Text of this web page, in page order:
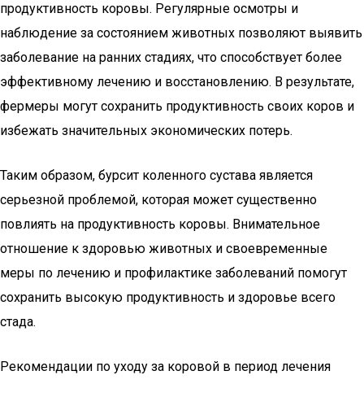
продуктивность коровы. Регулярные осмотры и
наблюдение за состоянием животных позволяют выявить
заболевание на ранних стадиях, что способствует более
эффективному лечению и восстановлению. В результате,
фермеры могут сохранить продуктивность своих коров и
избежать значительных экономических потерь.
Таким образом, бурсит коленного сустава является
серьезной проблемой, которая может существенно
повлиять на продуктивность коровы. Внимательное
отношение к здоровью животных и своевременные
меры по лечению и профилактике заболеваний помогут
сохранить высокую продуктивность и здоровье всего
стада.
Рекомендации по уходу за коровой в период лечения